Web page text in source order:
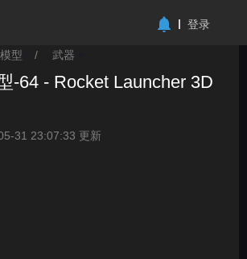
登录
型 / 武器
-64 - Rocket Launcher 3D
31 23:07:33 更新